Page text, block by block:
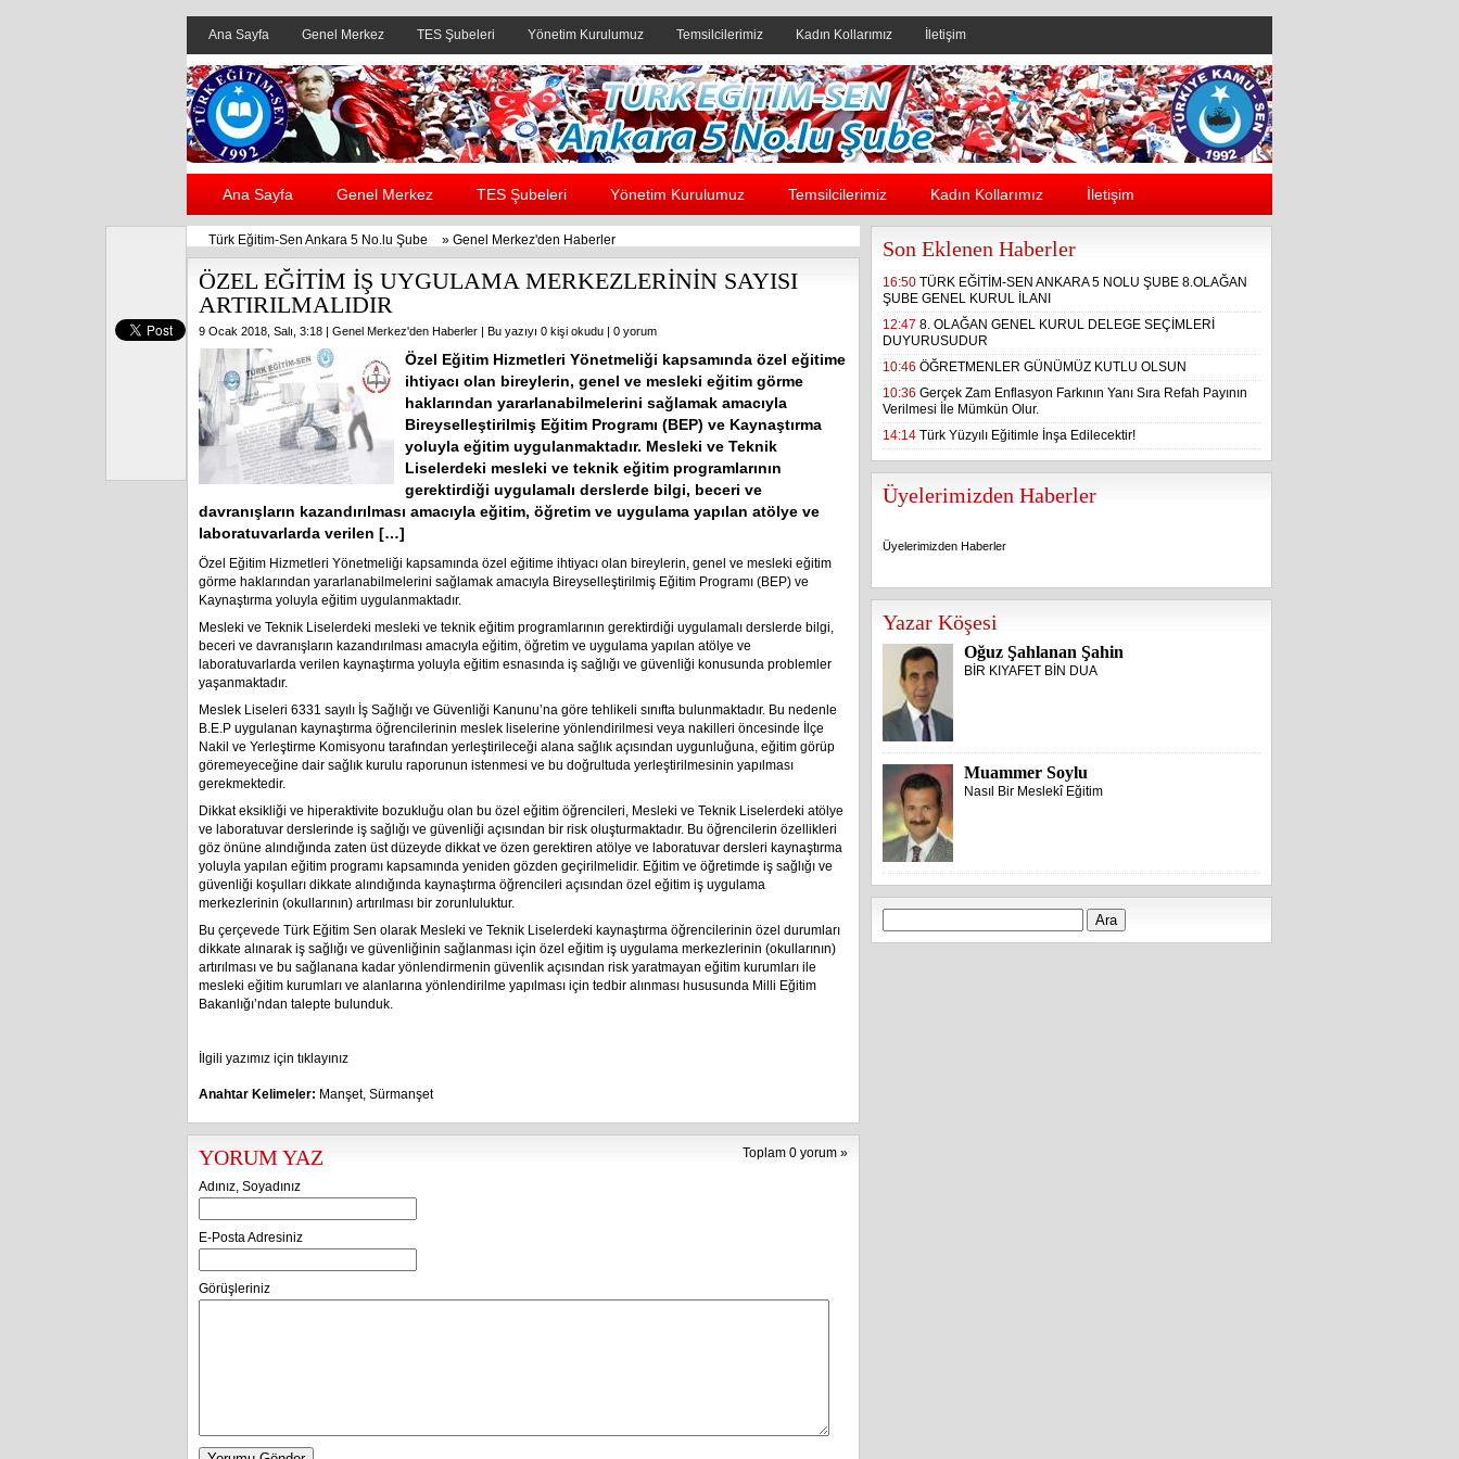
Ana Sayfa Genel Merkez TES Şubeleri Yönetim Kurulumuz Temsilcilerimiz Kadın Kollarımız İletişim
Header yanı reklam alanı
Ana Sayfa Genel Merkez TES Şubeleri Yönetim Kurulumuz Temsilcilerimiz Kadın Kollarımız İletişim
Türk Eğitim-Sen Ankara 5 No.lu Şube » Genel Merkez'den Haberler
ÖZEL EĞİTİM İŞ UYGULAMA MERKEZLERİNİN SAYISI
ARTIRILMALIDIR
9 Ocak 2018, Salı, 3:18 | Genel Merkez'den Haberler | Bu yazıyı 0 kişi okudu | 0 yorum
Özel Eğitim Hizmetleri Yönetmeliği kapsamında özel eğitime
ihtiyacı olan bireylerin, genel ve mesleki eğitim görme
haklarından yararlanabilmelerini sağlamak amacıyla
Bireyselleştirilmiş Eğitim Programı (BEP) ve Kaynaştırma
yoluyla eğitim uygulanmaktadır. Mesleki ve Teknik
Liselerdeki mesleki ve teknik eğitim programlarının
gerektirdiği uygulamalı derslerde bilgi, beceri ve
davranışların kazandırılması amacıyla eğitim, öğretim ve uygulama yapılan atölye ve
laboratuvarlarda verilen […]
Özel Eğitim Hizmetleri Yönetmeliği kapsamında özel eğitime ihtiyacı olan bireylerin, genel ve mesleki eğitim
görme haklarından yararlanabilmelerini sağlamak amacıyla Bireyselleştirilmiş Eğitim Programı (BEP) ve
Kaynaştırma yoluyla eğitim uygulanmaktadır.
Mesleki ve Teknik Liselerdeki mesleki ve teknik eğitim programlarının gerektirdiği uygulamalı derslerde bilgi,
beceri ve davranışların kazandırılması amacıyla eğitim, öğretim ve uygulama yapılan atölye ve
laboratuvarlarda verilen kaynaştırma yoluyla eğitim esnasında iş sağlığı ve güvenliği konusunda problemler
yaşanmaktadır.
Meslek Liseleri 6331 sayılı İş Sağlığı ve Güvenliği Kanunu’na göre tehlikeli sınıfta bulunmaktadır. Bu nedenle
B.E.P uygulanan kaynaştırma öğrencilerinin meslek liselerine yönlendirilmesi veya nakilleri öncesinde İlçe
Nakil ve Yerleştirme Komisyonu tarafından yerleştirileceği alana sağlık açısından uygunluğuna, eğitim görüp
göremeyeceğine dair sağlık kurulu raporunun istenmesi ve bu doğrultuda yerleştirilmesinin yapılması
gerekmektedir.
Dikkat eksikliği ve hiperaktivite bozukluğu olan bu özel eğitim öğrencileri, Mesleki ve Teknik Liselerdeki atölye
ve laboratuvar derslerinde iş sağlığı ve güvenliği açısından bir risk oluşturmaktadır. Bu öğrencilerin özellikleri
göz önüne alındığında zaten üst düzeyde dikkat ve özen gerektiren atölye ve laboratuvar dersleri kaynaştırma
yoluyla yapılan eğitim programı kapsamında yeniden gözden geçirilmelidir. Eğitim ve öğretimde iş sağlığı ve
güvenliği koşulları dikkate alındığında kaynaştırma öğrencileri açısından özel eğitim iş uygulama
merkezlerinin (okullarının) artırılması bir zorunluluktur.
Bu çerçevede Türk Eğitim Sen olarak Mesleki ve Teknik Liselerdeki kaynaştırma öğrencilerinin özel durumları
dikkate alınarak iş sağlığı ve güvenliğinin sağlanması için özel eğitim iş uygulama merkezlerinin (okullarının)
artırılması ve bu sağlanana kadar yönlendirmenin güvenlik açısından risk yaratmayan eğitim kurumları ile
mesleki eğitim kurumları ve alanlarına yönlendirilme yapılması için tedbir alınması hususunda Milli Eğitim
Bakanlığı’ndan talepte bulunduk.
İlgili yazımız için tıklayınız
Anahtar Kelimeler: Manşet, Sürmanşet
Toplam 0 yorum »
YORUM YAZ
Adınız, Soyadınız
E-Posta Adresiniz
Görüşleriniz
Son Eklenen Haberler
16:50 TÜRK EĞİTİM-SEN ANKARA 5 NOLU ŞUBE 8.OLAĞAN
ŞUBE GENEL KURUL İLANI
12:47 8. OLAĞAN GENEL KURUL DELEGE SEÇİMLERİ
DUYURUSUDUR
10:46 ÖĞRETMENLER GÜNÜMÜZ KUTLU OLSUN
10:36 Gerçek Zam Enflasyon Farkının Yanı Sıra Refah Payının
Verilmesi İle Mümkün Olur.
14:14 Türk Yüzyılı Eğitimle İnşa Edilecektir!
Üyelerimizden Haberler
Üyelerimizden Haberler
Yazar Köşesi
Oğuz Şahlanan Şahin
BİR KIYAFET BİN DUA
Muammer Soylu
Nasıl Bir Meslekî Eğitim
Arama: